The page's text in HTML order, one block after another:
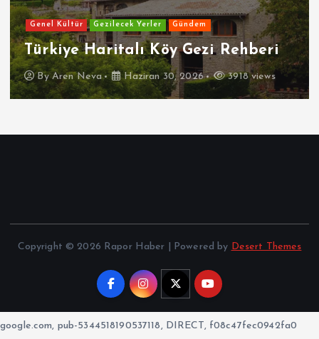
Genel Kültür Gezilecek Yerler Gündem
Türkiye Haritalı Köy Gezi Rehberi
ByAren Neva Haziran 30, 2026 3918 views
Copyright © 2026 Rapor Haber | Powered by Desert Themes
google.com, pub-5344518190537118, DIRECT, f08c47fec0942fa0